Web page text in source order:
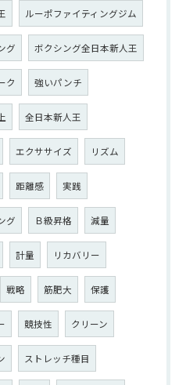
ルーポファイティングジム
グ ボクシング全日本新人王
ク 強いパンチ
全日本新人王
エクササイズ リズム
距離感 実践
グ Ｂ級昇格 減量
計量 リカバリー
戦略 筋肥大 保護
競技性 クリーン
ストレッチ種目